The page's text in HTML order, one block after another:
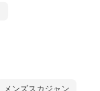
メンズスカジャン